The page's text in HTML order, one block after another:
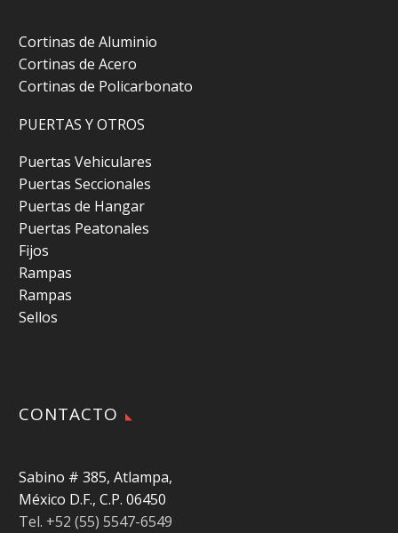
Cortinas de Aluminio
Cortinas de Acero
Cortinas de Policarbonato
PUERTAS Y OTROS
Puertas Vehiculares
Puertas Seccionales
Puertas de Hangar
Puertas Peatonales
Fijos
Rampas
Rampas
Sellos
CONTACTO
Sabino # 385, Atlampa,
México D.F., C.P. 06450
Tel. +52 (55) 5547-6549